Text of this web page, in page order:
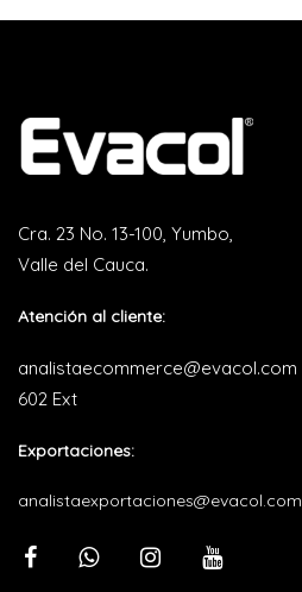
Cra. 23 No. 13-100, Yumbo,
Valle del Cauca.
Atención al cliente:
analistaecommerce@evacol.com
602 Ext
Exportaciones:
analistaexportaciones@evacol.com